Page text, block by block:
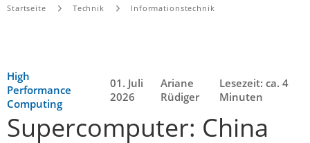
Startseite Technik Informationstechnik
High
Performance
Computing
01. Juli
2026
Ariane
Rüdiger
Lesezeit: ca. 4
Minuten
Supercomputer: China